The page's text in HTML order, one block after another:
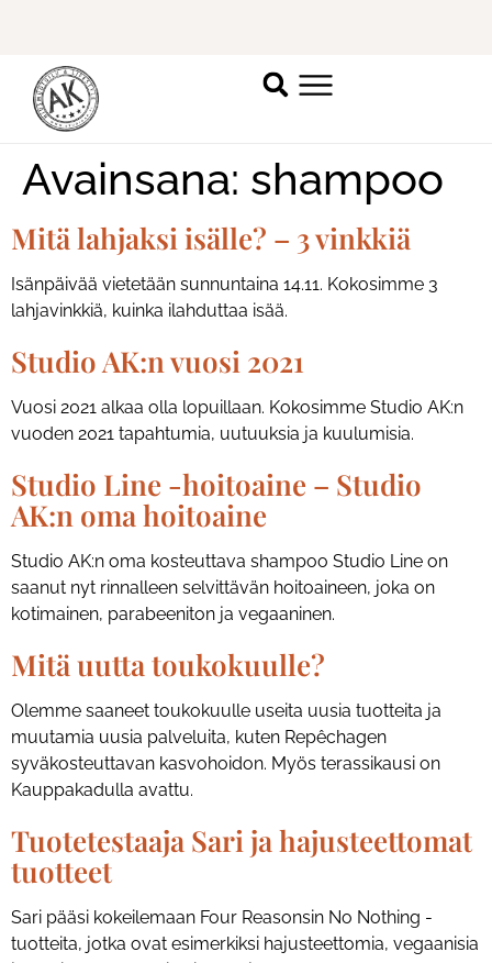
Ilmoittaudu mukaan ripsienpidennyskoulutukseen.
Avainsana: shampoo
Mitä lahjaksi isälle? – 3 vinkkiä
Isänpäivää vietetään sunnuntaina 14.11. Kokosimme 3
lahjavinkkiä, kuinka ilahduttaa isää.
Studio AK:n vuosi 2021
Vuosi 2021 alkaa olla lopuillaan. Kokosimme Studio AK:n
vuoden 2021 tapahtumia, uutuuksia ja kuulumisia.
Studio Line -hoitoaine – Studio
AK:n oma hoitoaine
Studio AK:n oma kosteuttava shampoo Studio Line on
saanut nyt rinnalleen selvittävän hoitoaineen, joka on
kotimainen, parabeeniton ja vegaaninen.
Mitä uutta toukokuulle?
Olemme saaneet toukokuulle useita uusia tuotteita ja
muutamia uusia palveluita, kuten Repêchagen
syväkosteuttavan kasvohoidon. Myös terassikausi on
Kauppakadulla avattu.
Tuotetestaaja Sari ja hajusteettomat
tuotteet
Sari pääsi kokeilemaan Four Reasonsin No Nothing -
tuotteita, jotka ovat esimerkiksi hajusteettomia, vegaanisia